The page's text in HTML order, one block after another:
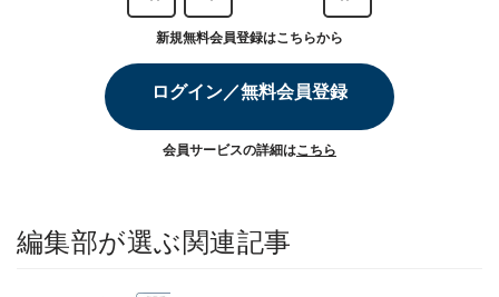
新規無料会員登録はこちらから
ログイン／無料会員登録
会員サービスの詳細はこちら
編集部が選ぶ関連記事